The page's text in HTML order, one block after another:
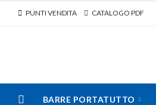
PUNTI VENDITA CATALOGO PDF
BARRE PORTATUTTO